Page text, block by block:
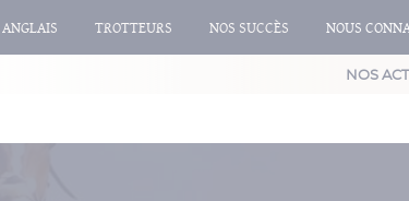
TROTTEURS NOS SUCCÈS NOUS
NOS